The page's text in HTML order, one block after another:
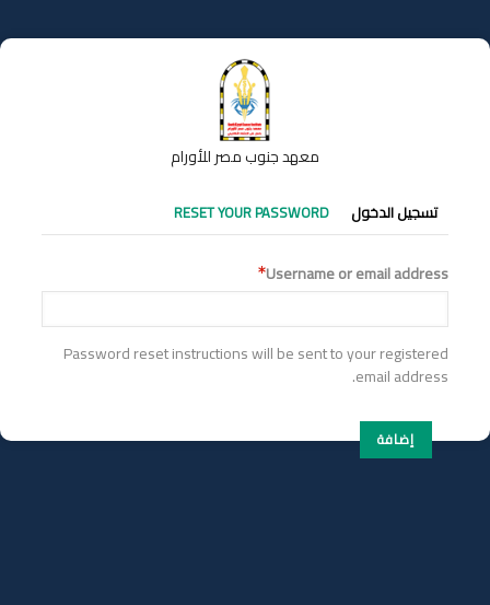
إلى
المحتوى
معهد جنوب مصر للأورام
التبويبات
الأساسية
تسجيل الدخول RESET YOUR PASSWORD
Username or email address
Password reset instructions will be sent to your registered
email address.